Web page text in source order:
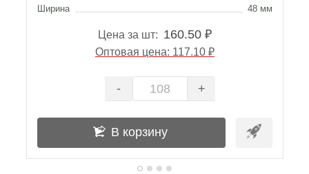
Ширина
48 мм
Цена за шт: 160.50 ₽
Оптовая цена: 117.10 ₽
- +
В корзину